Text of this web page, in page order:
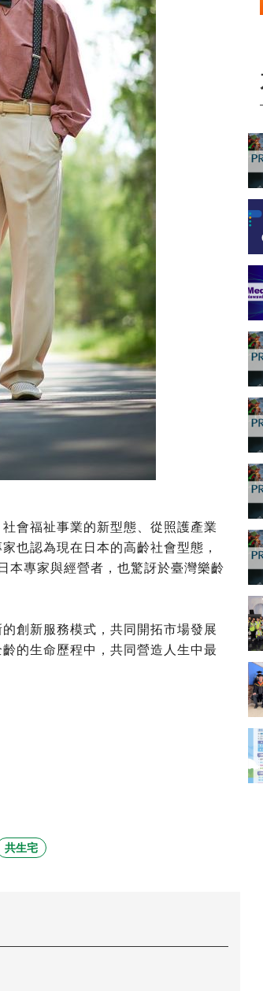
會福祉事業的新型態、從照護產業
也認為現在日本的高齡社會型態，
本專家與經營者，也驚訝於臺灣樂齡
創新服務模式，共同開拓市場發展
的生命歷程中，共同營造人生中最
共生宅